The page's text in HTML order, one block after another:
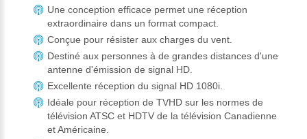
Une conception efficace permet une réception
extraordinaire dans un format compact.
Conçue pour résister aux charges du vent.
Destiné aux personnes à de grandes distances d'une
antenne d'émission de signal HD.
Excellente réception du signal HD 1080i.
Idéale pour réception de TVHD sur les normes de
télévision ATSC et HDTV de la télévision Canadienne
et Américaine.